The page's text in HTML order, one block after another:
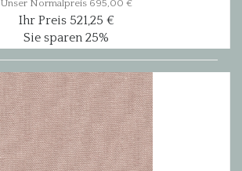
Unser Normalpreis 695,00 €
Ihr Preis 521,25 €
Sie sparen 25%